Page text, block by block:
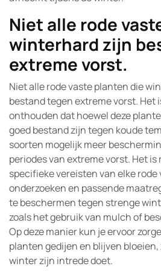
Niet alle rode
winterhard zijn
extreme vorst.
Niet alle rode vaste planten die
bestand tegen extreme vorst. Het
onthouden dat hoewel deze
goed bestand zijn tegen koude
soorten mogelijk meer
periodes van extreme vorst. Het is
specifieke vereisten van elke
onderzoeken en passende
te beschermen tegen strenge
zoals het gebruik van mulch of
Op deze manier kun je ervoor
planten gedijen en blijven
winter zijn intrede doet.